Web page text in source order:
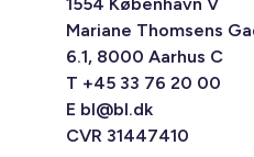
Mariane Thomsens
6.1, 8000 Aarhus C
T +45 33 76 20 00
E bl@bl.dk
CVR 31447410